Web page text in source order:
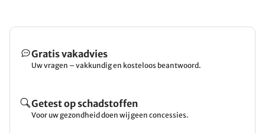
Gratis vakadvies
Uw vragen – vakkundig en kosteloos beantwoord.
Getest op schadstoffen
Voor uw gezondheid doen wij geen concessies.